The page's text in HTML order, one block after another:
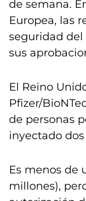
de semana.
Europea, las
seguridad
sus
El Reino
Pfizer/
de personas
inyectado
Es menos de
millones),